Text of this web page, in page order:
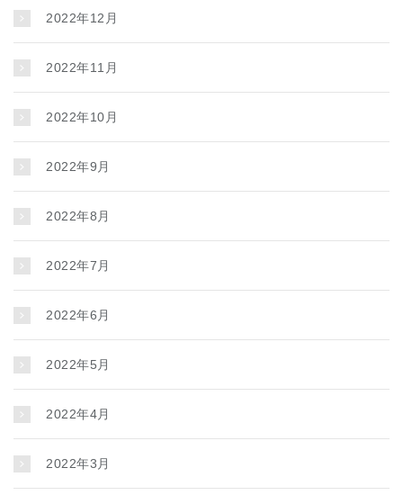
2022年12月
2022年11月
2022年10月
2022年9月
2022年8月
2022年7月
2022年6月
2022年5月
2022年4月
2022年3月